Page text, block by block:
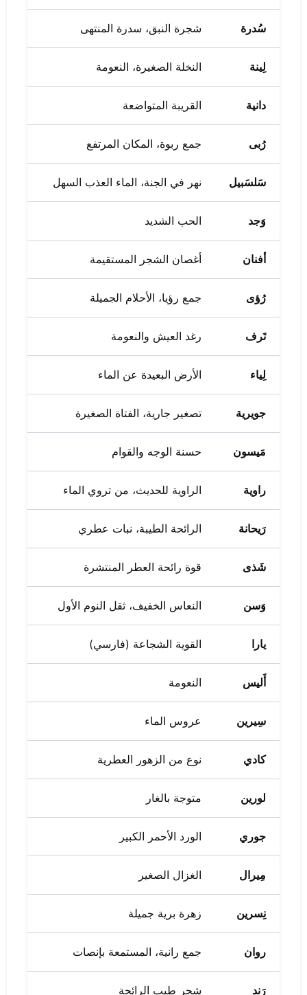
سُدرة شجرة النبق، سدرة المنتهى
لِينة النخلة الصغيرة، النعومة
دانية القريبة المتواضعة
رُبى جمع ربوة، المكان المرتفع
سَلسَبيل نهر في الجنة، الماء العذب السهل
وَجد الحب الشديد
أفنان أغصان الشجر المستقيمة
رُؤى جمع رؤيا، الأحلام الجميلة
تَرف رغد العيش والنعومة
لِياء الأرض البعيدة عن الماء
جويرية تصغير جارية، الفتاة الصغيرة
مَيسون حسنة الوجه والقوام
راوية الراوية للحديث، من تروي الماء
رَيحانة الرائحة الطيبة، نبات عطري
شَذى قوة رائحة العطر المنتشرة
وَسن النعاس الخفيف، ثقل النوم الأول
يارا القوية الشجاعة (فارسي)
أَليس النعومة
سِيرين عروس الماء
كادي نوع من الزهور العطرية
لورين متوجة بالغار
جوري الورد الأحمر الكبير
مِيرال الغزال الصغير
نِسرين زهرة برية جميلة
روان جمع رانية، المستمعة بإنصات
رَند شجر طيب الرائحة